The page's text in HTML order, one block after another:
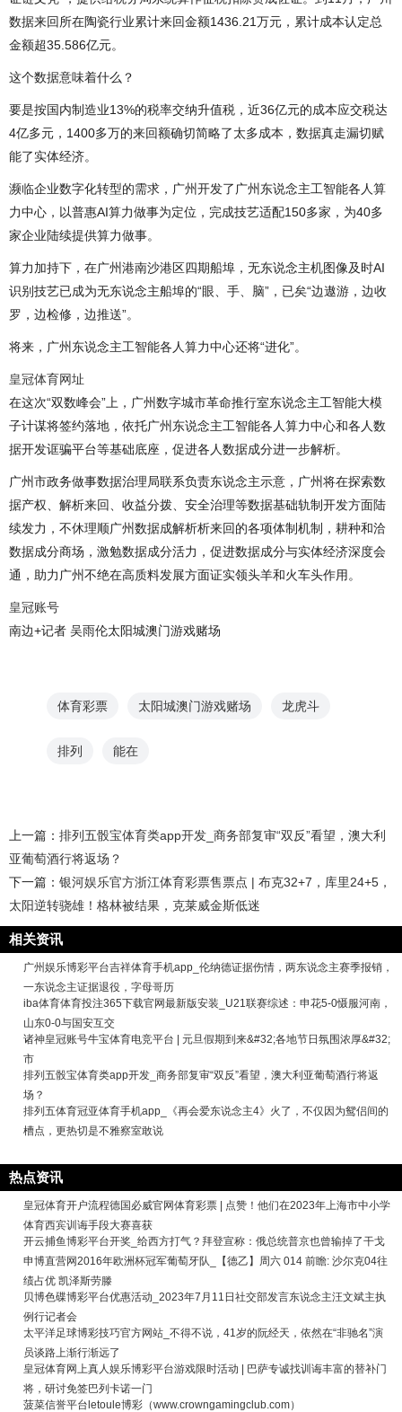
数据来回所在陶瓷行业累计来回金额1436.21万元，累计成本认定总
金额超35.586亿元。
这个数据意味着什么？
要是按国内制造业13%的税率交纳升值税，近36亿元的成本应交税达
4亿多元，1400多万的来回额确切简略了太多成本，数据真走漏切赋
能了实体经济。
濒临企业数字化转型的需求，广州开发了广州东说念主工智能各人算
力中心，以普惠AI算力做事为定位，完成技艺适配150多家，为40多
家企业陆续提供算力做事。
算力加持下，在广州港南沙港区四期船埠，无东说念主机图像及时AI
识别技艺已成为无东说念主船埠的“眼、手、脑”，已矣“边遨游，边收
罗，边检修，边推送”。
将来，广州东说念主工智能各人算力中心还将“进化”。
皇冠体育网址
在这次“双数峰会”上，广州数字城市革命推行室东说念主工智能大模
子计谋将签约落地，依托广州东说念主工智能各人算力中心和各人数
据开发诓骗平台等基础底座，促进各人数据成分进一步解析。
广州市政务做事数据治理局联系负责东说念主示意，广州将在探索数
据产权、解析来回、收益分拨、安全治理等数据基础轨制开发方面陆
续发力，不休理顺广州数据成解析析来回的各项体制机制，耕种和洽
数据成分商场，激勉数据成分活力，促进数据成分与实体经济深度会
通，助力广州不绝在高质料发展方面证实领头羊和火车头作用。
皇冠账号
南边+记者 吴雨伦太阳城澳门游戏赌场
体育彩票 太阳城澳门游戏赌场 龙虎斗
排列 能在
上一篇： 排列五骰宝体育类app开发_商务部复审“双反”看望，澳大利
亚葡萄酒行将返场？
下一篇： 银河娱乐官方浙江体育彩票售票点 | 布克32+7，库里24+5，
太阳逆转骁雄！格林被结果，克莱威金斯低迷
相关资讯
广州娱乐博彩平台吉祥体育手机app_伦纳德证据伤情，两东说念主赛季报销，
一东说念主证据退役，字母哥历
iba体育体育投注365下载官网最新版安装_U21联赛综述：申花5-0慑服河南，
山东0-0与国安互交
诸神皇冠账号牛宝体育电竞平台 | 元旦假期到来&#32;各地节日氛围浓厚&#32;
市
排列五骰宝体育类app开发_商务部复审“双反”看望，澳大利亚葡萄酒行将返
场？
排列五体育冠亚体育手机app_《再会爱东说念主4》火了，不仅因为鸳侣间的
槽点，更热切是不雅察室敢说
热点资讯
皇冠体育开户流程德国必威官网体育彩票 | 点赞！他们在2023年上海市中小学
体育西宾训诲手段大赛喜获
开云捕鱼博彩平台开奖_给西方打气？拜登宣称：俄总统普京也曾输掉了干戈
申博直营网2016年欧洲杯冠军葡萄牙队_【德乙】周六 014 前瞻: 沙尔克04往
绩占优 凯泽斯劳滕
贝博色碟博彩平台优惠活动_2023年7月11日社交部发言东说念主汪文斌主执
例行记者会
太平洋足球博彩技巧官方网站_不得不说，41岁的阮经天，依然在“非驰名”演
员谈路上渐行渐远了
皇冠体育网上真人娱乐博彩平台游戏限时活动 | 巴萨专诚找训诲丰富的替补门
将，研讨免签巴列卡诺一门
菠菜信誉平台letoule博彩（www.crowngamingclub.com）